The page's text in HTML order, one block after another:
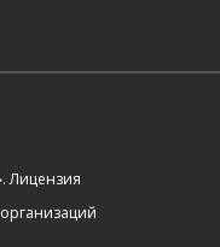
Лицензия